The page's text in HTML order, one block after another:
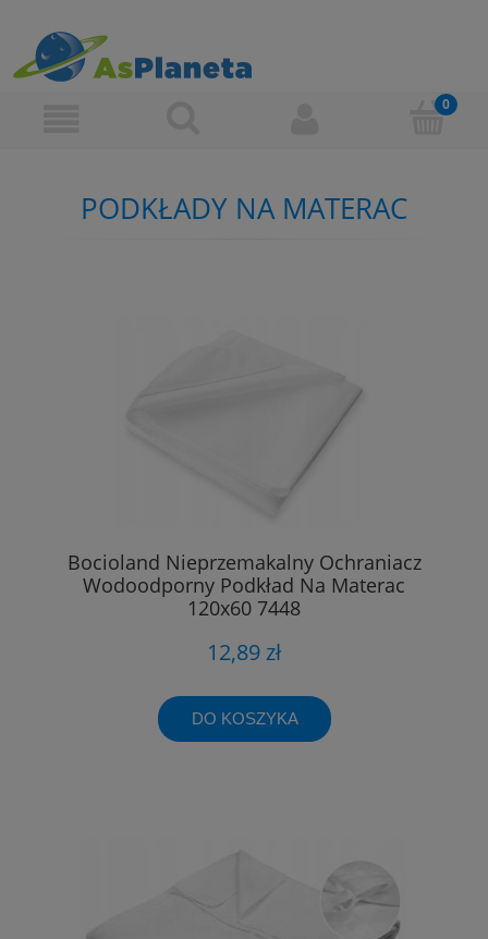
PODKŁADY NA MATERAC
Bocioland Nieprzemakalny Ochraniacz
Wodoodporny Podkład Na Materac
120x60 7448
12,89 zł
DO KOSZYKA